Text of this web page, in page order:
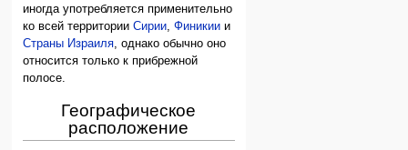
иногда употребляется применительно
ко всей территорииСирии,Финикии и
Страны Израиля, однако обычно оно
относится только к прибрежной
полосе.
Географическое
расположение